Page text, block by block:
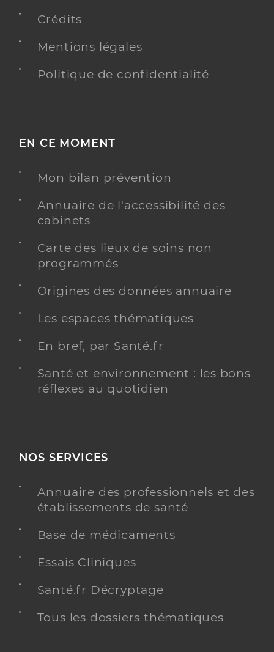
Crédits
Mentions légales
Politique de confidentialité
EN CE MOMENT
Mon bilan prévention
Annuaire de l'accessibilité des
cabinets
Carte des lieux de soins non
programmés
Origines des données annuaire
Les espaces thématiques
En bref, par Santé.fr
Santé et environnement : les bons
réflexes au quotidien
NOS SERVICES
Annuaire des professionnels et des
établissements de santé
Base de médicaments
Essais Cliniques
Santé.fr Décryptage
Tous les dossiers thématiques